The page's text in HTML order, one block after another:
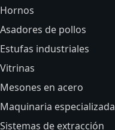
Hornos
Asadores de pollos
Estufas industriales
Vitrinas
Mesones en acero
Maquinaria especializada
Sistemas de extracción